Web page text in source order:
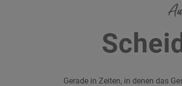
Gerade in Zeiten, in denen das